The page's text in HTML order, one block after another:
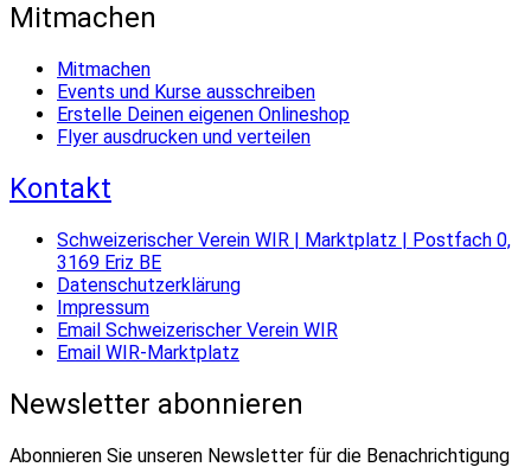
Mitmachen
Mitmachen
Events und Kurse ausschreiben
Erstelle Deinen eigenen Onlineshop
Flyer ausdrucken und verteilen
Kontakt
Schweizerischer Verein WIR | Marktplatz | Postfach 0,
3169 Eriz BE
Datenschutzerklärung
Impressum
Email Schweizerischer Verein WIR
Email WIR-Marktplatz
Newsletter abonnieren
Abonnieren Sie unseren Newsletter für die Benachrichtigung